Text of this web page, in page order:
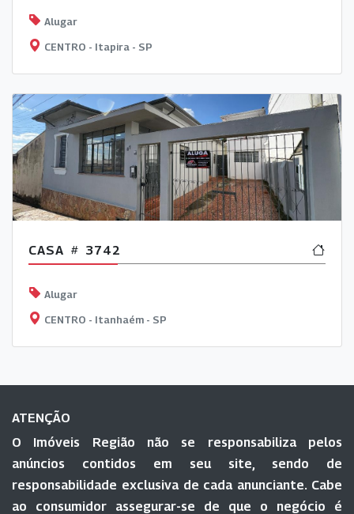
Alugar
CENTRO - Itapira - SP
CASA 3742
Alugar
CENTRO - Itanhaém - SP
ATENÇÃO
O Imóveis Região não se responsabiliza pelos
anúncios contidos em seu site, sendo de
responsabilidade exclusiva de cada anunciante. Cabe
ao consumidor assegurar-se de que o negócio é